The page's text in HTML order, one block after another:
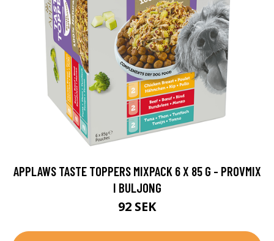
APPLAWS TASTE TOPPERS MIXPACK 6 X 85 G - PROVMIX
I BULJONG
92 SEK